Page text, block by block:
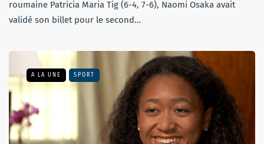
roumaine Patricia Maria Tig (6-4, 7-6), Naomi Osaka avait
validé son billet pour le second…
A LA UNE SPORT